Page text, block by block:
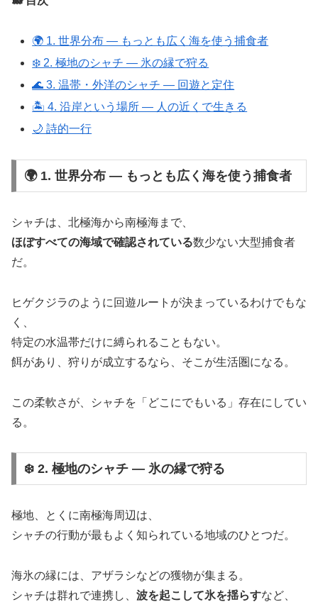
🌍 1. 世界分布 ― もっとも広く海を使う捕食者
❄️ 2. 極地のシャチ ― 氷の縁で狩る
🌊 3. 温帯・外洋のシャチ ― 回遊と定住
🏝️ 4. 沿岸という場所 ― 人の近くで生きる
🌙 詩的一行
🌍 1. 世界分布 ― もっとも広く海を使う捕食者
シャチは、北極海から南極海まで、
ほぼすべての海域で確認されている数少ない大型捕食者
だ。
ヒゲクジラのように回遊ルートが決まっているわけでもな
く、
特定の水温帯だけに縛られることもない。
餌があり、狩りが成立するなら、そこが生活圏になる。
この柔軟さが、シャチを「どこにでもいる」存在にしてい
る。
❄️ 2. 極地のシャチ ― 氷の縁で狩る
極地、とくに南極海周辺は、
シャチの行動が最もよく知られている地域のひとつだ。
海氷の縁には、アザラシなどの獲物が集まる。
シャチは群れで連携し、 波を起こして氷を揺らすなど、